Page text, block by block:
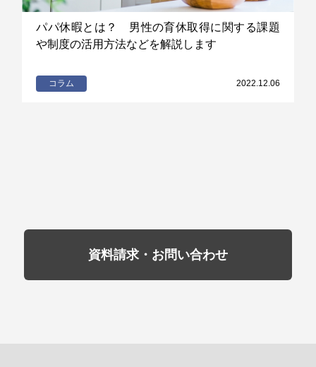
パパ休暇とは？ 男性の育休取得に関する課題
や制度の活用方法などを解説します
コラム 2022.12.06
資料請求・お問い合わせ